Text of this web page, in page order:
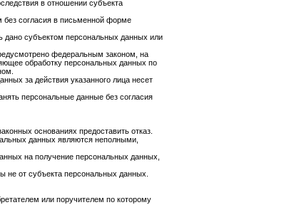
в отношении субъекта
без согласия в письменной форме
дано субъектом персональных данных или
федеральным законом, на
обработку персональных данных по
за действия указанного лица несет
персональные данные без согласия
основаниях предоставить отказ.
данных являются неполными,
на получение персональных данных,
не от субъекта персональных данных.
или поручителем по которому